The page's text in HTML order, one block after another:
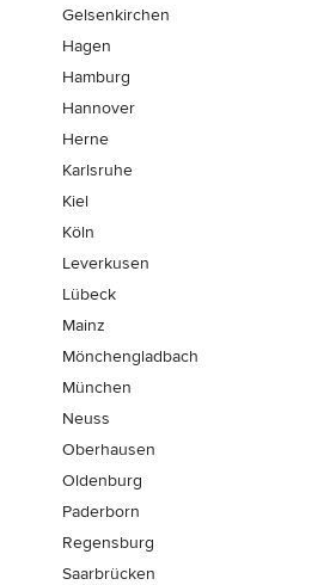
Gelsenkirchen
Hagen
Hamburg
Hannover
Herne
Karlsruhe
Kiel
Köln
Leverkusen
Lübeck
Mainz
Mönchen­gladbach
München
Neuss
Oberhausen
Oldenburg
Paderborn
Regensburg
Saarbrücken